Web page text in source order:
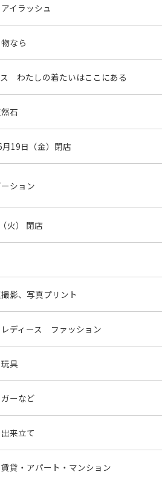
イラッシュ
なら
ス わたしの着たいはここにある
石
月19日（金）閉店
ション
火） 閉店
影、写真プリント
レディース ファッション
具
ーなど
来立て
貸・アパート・マンション